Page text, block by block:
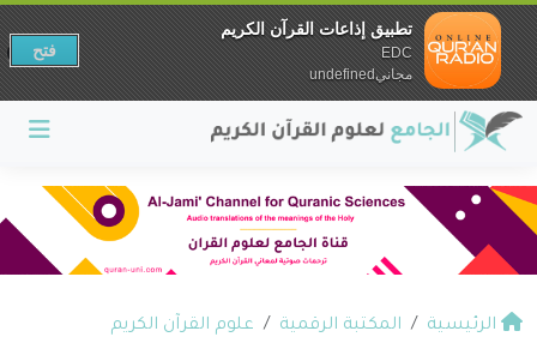
الرئيسية المكتبة الرقمية
علوم القرآن الكريم
تطبيق إذاعات القرآن الكريم
EDC
مجانيundefined
فتح